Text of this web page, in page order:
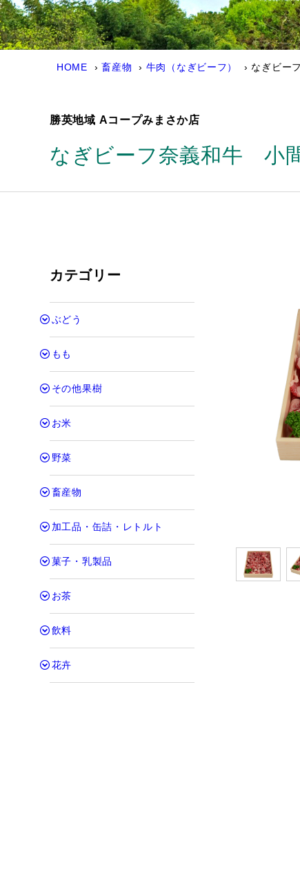
HOME 畜産物 牛肉（なぎビーフ） なぎビー
勝英地域 Aコープみまさか店
なぎビーフ奈義和牛 小
カテゴリー
ぶどう
もも
その他果樹
お米
野菜
畜産物
加工品・缶詰・レトルト
菓子・乳製品
お茶
飲料
花卉